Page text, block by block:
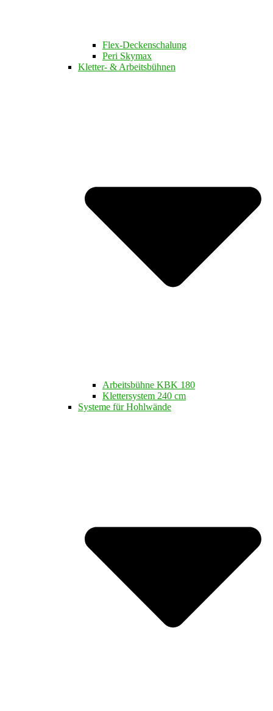
Flex-Deckenschalung
Peri Skymax
Kletter- & Arbeitsbühnen
Arbeitsbühne KBK 180
Klettersystem 240 cm
Systeme für Hohlwände